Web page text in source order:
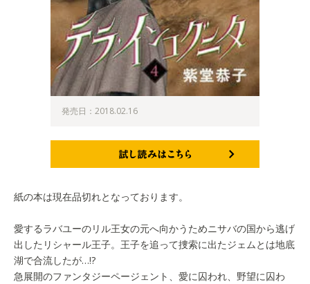
発売日：2018.02.16
紙の本は現在品切れとなっております。
愛するラバユーのリル王女の元へ向かうためニサバの国から逃げ
出したリシャール王子。王子を追って捜索に出たジェムとは地底
湖で合流したが…!?
急展開のファンタジーページェント、愛に囚われ、野望に囚わ